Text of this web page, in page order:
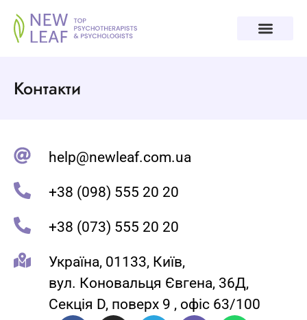
Контакти
help@newleaf.com.ua
+38 (098) 555 20 20
+38 (073) 555 20 20
Україна, 01133, Київ,
вул. Коновальця Євгена, 36Д,
Секція D, поверх 9 , офіс 63/100